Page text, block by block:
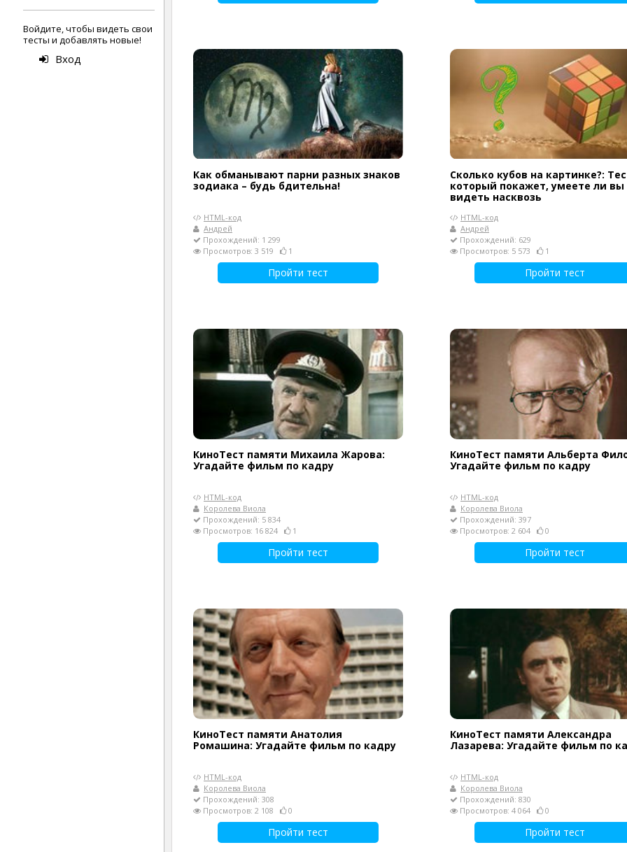
Войдите, чтобы видеть свои
тесты и добавлять новые!
Вход
Как обманывают парни разных знаков
зодиака – будь бдительна!
HTML-код
Андрей
Прохождений: 1 299
Просмотров: 3 519
1
Пройти тест
Сколько кубов на картинке?:
который покажет, умеете ли вы
видеть насквозь
HTML-код
Андрей
Прохождений: 629
Просмотров: 5 573
1
Пройти тест
КиноТест памяти Михаила Жарова:
Угадайте фильм по кадру
HTML-код
Королева Виола
Прохождений: 5 834
Просмотров: 16 824
1
Пройти тест
КиноТест памяти Альберта
Угадайте фильм по кадру
HTML-код
Королева Виола
Прохождений: 397
Просмотров: 2 604
0
Пройти тест
КиноТест памяти Анатолия
Ромашина: Угадайте фильм по кадру
HTML-код
Королева Виола
Прохождений: 308
Просмотров: 2 108
0
Пройти тест
КиноТест памяти Александра
Лазарева: Угадайте фильм по
HTML-код
Королева Виола
Прохождений: 830
Просмотров: 4 064
0
Пройти тест